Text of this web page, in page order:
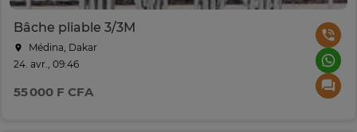
Bâche pliable 3/3M
Médina, Dakar
24. avr., 09:46
55 000 F CFA